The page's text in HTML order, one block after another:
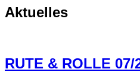
Aktuelles
RUTE & ROLLE 07/